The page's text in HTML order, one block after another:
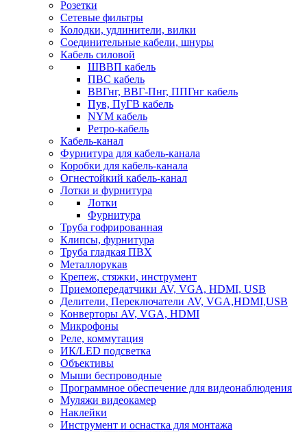
Розетки
Сетевые фильтры
Колодки, удлинители, вилки
Соединительные кабели, шнуры
Кабель силовой
ШВВП кабель
ПВС кабель
ВВГнг, ВВГ-Пнг, ППГнг кабель
Пув, ПуГВ кабель
NYM кабель
Ретро-кабель
Кабель-канал
Фурнитура для кабель-канала
Коробки для кабель-канала
Огнестойкий кабель-канал
Лотки и фурнитура
Лотки
Фурнитура
Труба гофрированная
Клипсы, фурнитура
Труба гладкая ПВХ
Металлорукав
Крепеж, стяжки, инструмент
Приемопередатчики AV, VGA, HDMI, USB
Делители, Переключатели AV, VGA,HDMI,USB
Конверторы AV, VGA, HDMI
Микрофоны
Реле, коммутация
ИК/LED подсветка
Объективы
Мыши беспроводные
Программное обеспечение для видеонаблюдения
Муляжи видеокамер
Наклейки
Инструмент и оснастка для монтажа